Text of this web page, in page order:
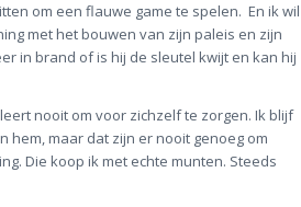
om een flauwe game te spelen. En ik wil
met het bouwen van zijn paleis en zijn
in brand of is hij de sleutel kwijt en kan hij
nooit om voor zichzelf te zorgen. Ik blijf
hem, maar dat zijn er nooit genoeg om
Die koop ik met echte munten. Steeds